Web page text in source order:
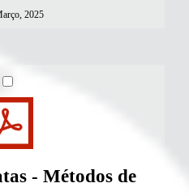
2025
- Métodos de